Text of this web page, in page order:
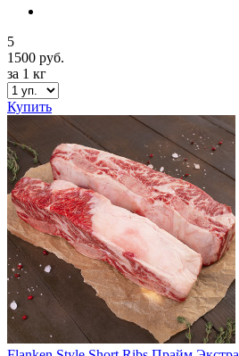
5
1500 руб.
за 1 кг
Купить